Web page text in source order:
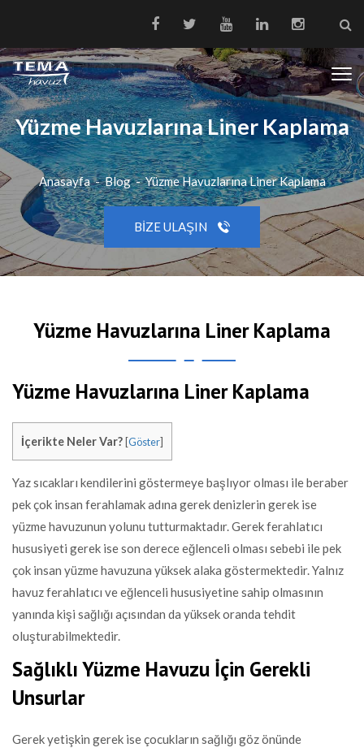
Yüzme Havuzlarına Liner Kaplama
Anasayfa - Blog - Yüzme Havuzlarına Liner Kaplama
BIZE ULAŞIN
Yüzme Havuzlarına Liner Kaplama
Yüzme Havuzlarına Liner Kaplama
İçerikte Neler Var? [Göster]
Yaz sıcakları kendilerini göstermeye başlıyor olması ile beraber
pek çok insan ferahlamak adına gerek denizlerin gerek ise
yüzme havuzunun yolunu tutturmaktadır. Gerek ferahlatıcı
hususiyeti gerek ise son derece eğlenceli olması sebebi ile pek
çok insan yüzme havuzuna yüksek alaka göstermektedir. Yalnız
havuz ferahlatıcı ve eğlenceli hususiyetine sahip olmasının
yanında kişi sağlığı açısından da yüksek oranda tehdit
oluşturabilmektedir.
Sağlıklı Yüzme Havuzu İçin Gerekli
Unsurlar
Gerek yetişkin gerek ise çocukların sağlığı göz önünde